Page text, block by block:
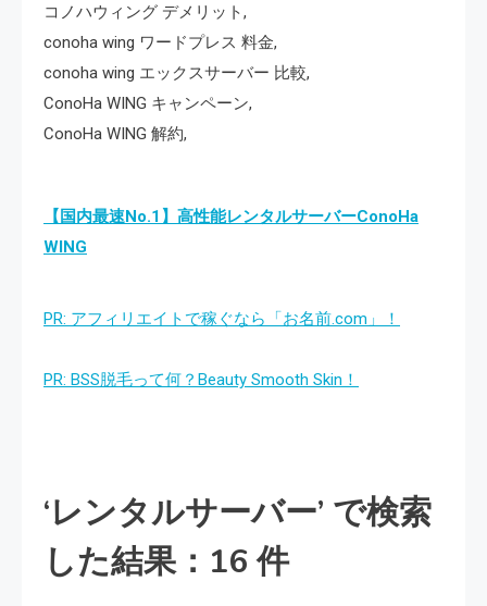
コノハウィング デメリット,
conoha wing ワードプレス 料金,
conoha wing エックスサーバー 比較,
ConoHa WING キャンペーン,
ConoHa WING 解約,
【国内最速No.1】高性能レンタルサーバーConoHa
WING
PR: アフィリエイトで稼ぐなら「お名前.com」！
PR: BSS脱毛って何？Beauty Smooth Skin！
‘レンタルサーバー’ で検索
した結果：16 件